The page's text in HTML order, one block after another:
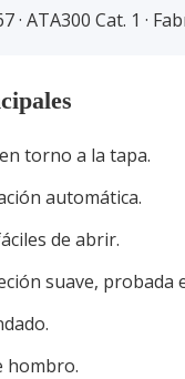
· ATA300 Cat. 1 ·
torno a la tapa.
automática.
de abrir.
suave, probada
hombro.